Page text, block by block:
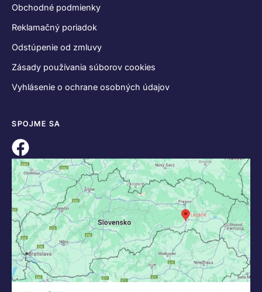
Obchodné podmienky
Reklamačný poriadok
Odstúpenie od zmluvy
Zásady používania súborov cookies
Vyhlásenie o ochrane osobných údajov
SPOJME SA